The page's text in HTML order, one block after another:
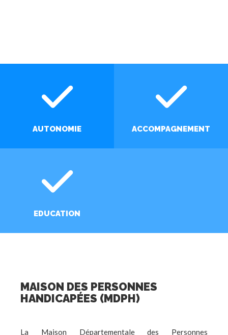
AUTONOMIE ACCOMPAGNEMENT
EDUCATION
MAISON DES PERSONNES
HANDICAPÉES (MDPH)
La Maison Départementale des Personnes